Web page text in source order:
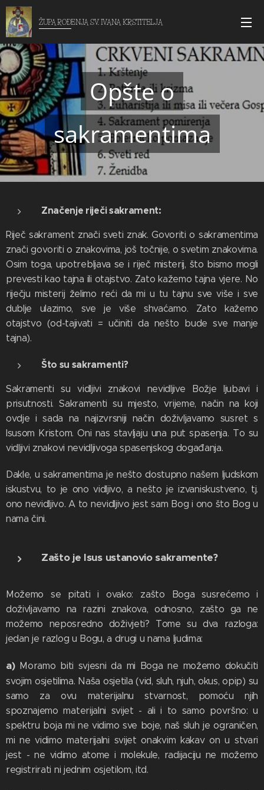
ŽUPA ROĐENJA SV. IVANA KRSTITELJA
Opšte o
sakramentima
Značenje riječi sakrament:
Riječ sakrament znači sveti znak. Govoriti o sakramentima
znači govoriti o znakovima, još točnije, o svetim znakovima.
Osim toga, upotrebljava se i riječ misterij, što bismo mogli
prevesti kao tajna ili otajstvo. Zato kažemo tajna vjere. No
riječju misterij želimo reći da mi u tu tajnu sve više i sve
dublje ulazimo, sve je više shvaćamo. Zato kažemo
otajstvo (od-tajivati = učiniti da nešto bude sve manje
tajna).
Što su sakramenti?
Sakramenti su vidljivi znakovi nevidljive Božje ljubavi i
prisutnosti. Sakramenti su mjesto, vrijeme, način na koji
ovdje i sada na najizvrsniji način doživljavamo susret s
Isusom Kristom. Oni nas stavljaju una put spasenja. To su
vidljivi znakovi nevidljivoga spasenjskog događanja.
Dakle, u sakramentima je nešto dostupno našem ljudskom
iskustvu, to je ono vidljivo, a nešto je izvaniskustveno, tj.
ono nevidljivo. A to nevidljivo jest sam Bog i ono što Bog u
nama čini.
Zašto je Isus ustanovio sakramente?
Možemo se pitati i ovako: zašto Boga susrećemo i
doživljavamo na razini znakova, odnosno, zašto ga ne
možemo neposredno doživjeti? Tome su dva razloga:
jedan je razlog u Bogu, a drugi u nama ljudima:
a)Moramo biti svjesni da mi Boga ne možemo dokučiti
svojim osjetilima. Naša osjetila (vid, sluh, njuh, okus, opip) su
samo za ovu materijalnu stvarnost, pomoću njih
spoznajemo materijalni svijet - ali i to samo površno: u
spektru boja mi ne vidimo sve boje, naš sluh je ograničen,
mi ne vidimo materijalni svijet onakvim kakav on u stvari
jest - ne vidimo atome i molekule, radijaciju ne možemo
registrirati ni jednim osjetilom, itd.